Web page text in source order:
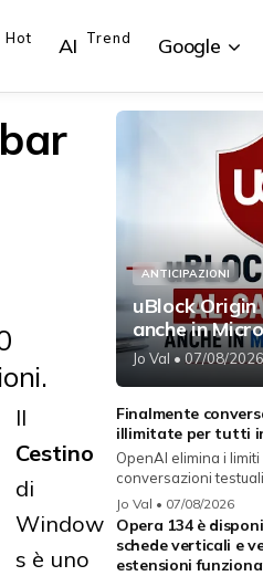
Hot AI Trend Google
Il
Cestino
di
Window
s è uno
ANTICIPAZIONI
uBlock Origin
anche in
Jo Val • 07/08/2026
Finalmente
illimitate per tutti
OpenAI elimina i limiti
conversazioni testuali
i...Jo Val • 07/08/2026
Opera 134 è
schede verticali e
estensioni